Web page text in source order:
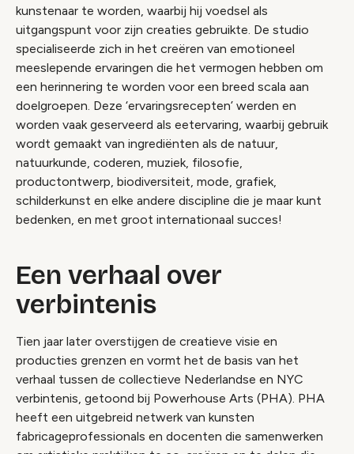
kunstenaar te worden, waarbij hij voedsel als
uitgangspunt voor zijn creaties gebruikte. De studio
specialiseerde zich in het creëren van emotioneel
meeslepende ervaringen die het vermogen hebben om
een herinnering te worden voor een breed scala aan
doelgroepen. Deze ‘ervaringsrecepten’ werden en
worden vaak geserveerd als eetervaring, waarbij gebruik
wordt gemaakt van ingrediënten als de natuur,
natuurkunde, coderen, muziek, filosofie,
productontwerp, biodiversiteit, mode, grafiek,
schilderkunst en elke andere discipline die je maar kunt
bedenken, en met groot internationaal succes!
Een verhaal over
verbintenis
Tien jaar later overstijgen de creatieve visie en
producties grenzen en vormt het de basis van het
verhaal tussen de collectieve Nederlandse en NYC
verbintenis, getoond bij Powerhouse Arts (PHA). PHA
heeft een uitgebreid netwerk van kunsten
fabricageprofessionals en docenten die samenwerken